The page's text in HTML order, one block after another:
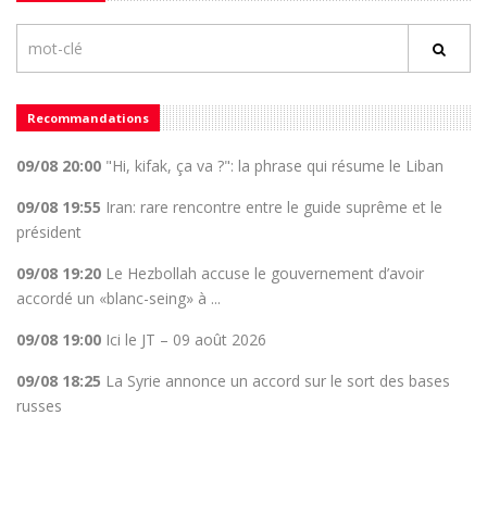
Recommandations
09/08 20:00 "Hi, kifak, ça va ?": la phrase qui résume le Liban
09/08 19:55 Iran: rare rencontre entre le guide suprême et le
président
09/08 19:20 Le Hezbollah accuse le gouvernement d’avoir
accordé un «blanc-seing» à ...
09/08 19:00 Ici le JT – 09 août 2026
09/08 18:25 La Syrie annonce un accord sur le sort des bases
russes